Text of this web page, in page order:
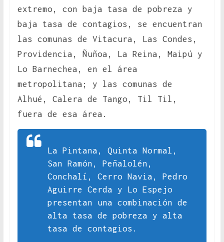
extremo, con baja tasa de pobreza y
baja tasa de contagios, se encuentran
las comunas de Vitacura, Las Condes,
Providencia, Ñuñoa, La Reina, Maipú y
Lo Barnechea, en el área
metropolitana; y las comunas de
Alhué, Calera de Tango, Til Til,
fuera de esa área.
La Pintana, Quinta Normal,
San Ramón, Peñalolén,
Conchalí, Cerro Navia, Pedro
Aguirre Cerda y Lo Espejo
presentan una combinación de
alta tasa de pobreza y alta
tasa de contagios.